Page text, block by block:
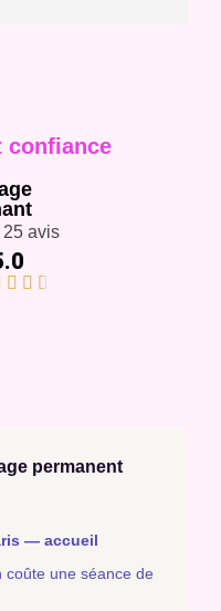
confiance
25 avis
  
permanent
— accueil
coûte une séance de